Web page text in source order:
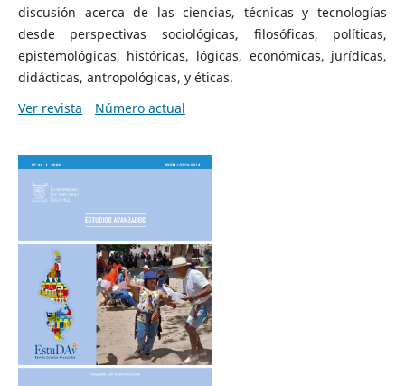
discusión acerca de las ciencias, técnicas y tecnologías
desde perspectivas sociológicas, filosóficas, políticas,
epistemológicas, históricas, lógicas, económicas, jurídicas,
didácticas, antropológicas, y éticas.
Ver revista
Número actual